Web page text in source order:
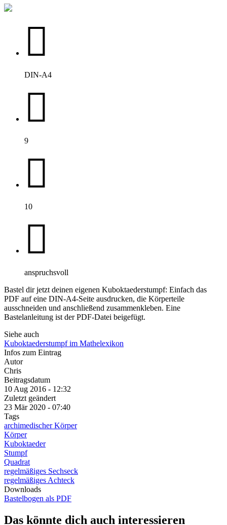
DIN-A4
9
10
anspruchsvoll
Bastel dir jetzt deinen eigenen Kuboktaederstumpf: Einfach das
PDF auf eine DIN-A4-Seite ausdrucken, die Körperteile
ausschneiden und anschließend zusammenkleben. Eine
Bastelanleitung ist der PDF-Datei beigefügt.
Siehe auch
Kuboktaederstumpf im Mathelexikon
Infos zum Eintrag
Autor
Chris
Beitragsdatum
10 Aug 2016 - 12:32
Zuletzt geändert
23 Mär 2020 - 07:40
Tags
archimedischer Körper
Körper
Kuboktaeder
Stumpf
Quadrat
regelmäßiges Sechseck
regelmäßiges Achteck
Downloads
Bastelbogen als PDF
Das könnte dich auch interessieren